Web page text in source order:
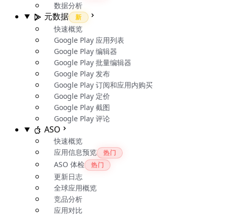
数据分析
元数据 新
快速概览
Google Play 应用列表
Google Play 编辑器
Google Play 批量编辑器
Google Play 发布
Google Play 订阅和应用内购买
Google Play 定价
Google Play 截图
Google Play 评论
ASO
快速概览
应用信息预览
热门
ASO 体检 热门
更新日志
全球应用概览
竞品分析
应用对比